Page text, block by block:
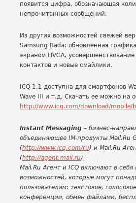
появится цифра, обозначающая
непрочитанных сообщений.
Из других возможностей свежей
Samsung Bada: обновлённая
экраном HVGA,
контактов и новые смайлики.
ICQ 1.1 доступна для смартфонов
Wave III и т.д. Скачать ее можно на
http://www.icq.com/download/mobile/
Instant Messaging – бизнес-
объединяющее IM-продукты Mail.Ru
(http://www.icq.com/ru) и Mail.Ru
(http://agent.mail.ru).
Mail.Ru Агент и ICQ включают в себя
возможностей, которые могут
пользователям: текстовое,
конференции, обмен файлами,